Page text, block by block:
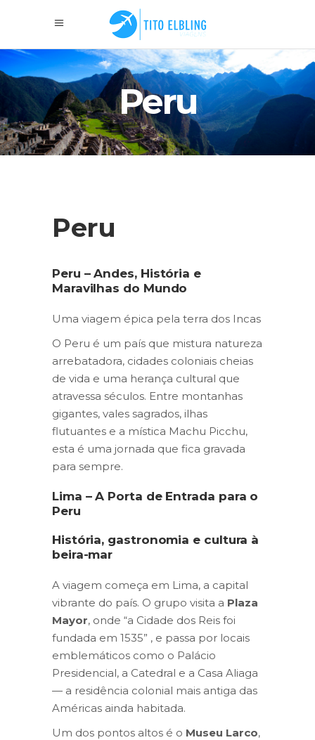
Peru
Peru
Peru – Andes, História e
Maravilhas do Mundo
Uma viagem épica pela terra dos Incas
O Peru é um país que mistura natureza
arrebatadora, cidades coloniais cheias
de vida e uma herança cultural que
atravessa séculos. Entre montanhas
gigantes, vales sagrados, ilhas
flutuantes e a mística Machu Picchu,
esta é uma jornada que fica gravada
para sempre.
Lima – A Porta de Entrada para o
Peru
História, gastronomia e cultura à
beira-mar
A viagem começa em Lima, a capital
vibrante do país. O grupo visita a Plaza
Mayor, onde “a Cidade dos Reis foi
fundada em 1535” , e passa por locais
emblemáticos como o Palácio
Presidencial, a Catedral e a Casa Aliaga
— a residência colonial mais antiga das
Américas ainda habitada.
Um dos pontos altos é o Museu Larco,